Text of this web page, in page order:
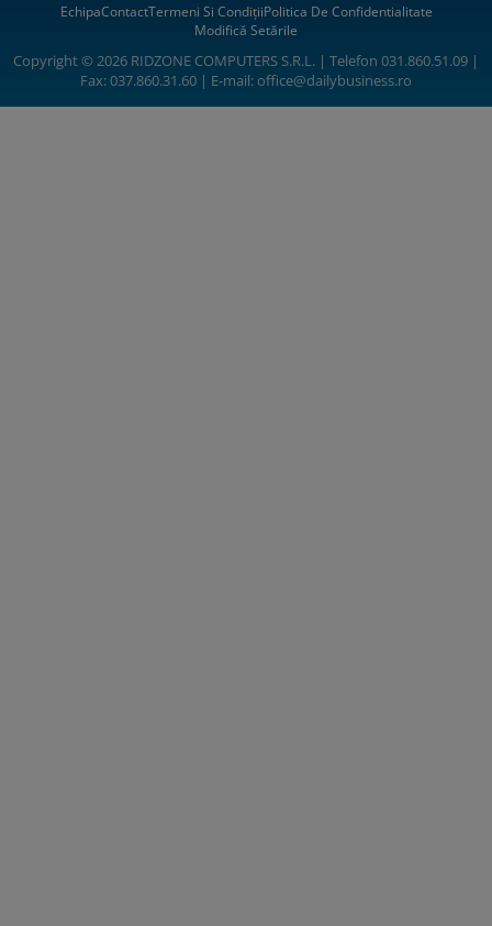
EchipaContactTermeni Si CondițiiPolitica De Confidentialitate
Modifică Setările
Copyright © 2026 RIDZONE COMPUTERS S.R.L. | Telefon 031.860.51.09 |
Fax: 037.860.31.60 | E-mail:office@dailybusiness.ro